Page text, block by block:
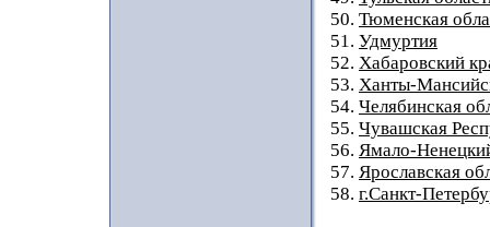
50. Тюменская
51. Удмуртия
52. Хабаровский
53. Ханты-
54. Челябинская
55. Чувашская
56. Ямало-
57. Ярославская
58. г.Санкт-